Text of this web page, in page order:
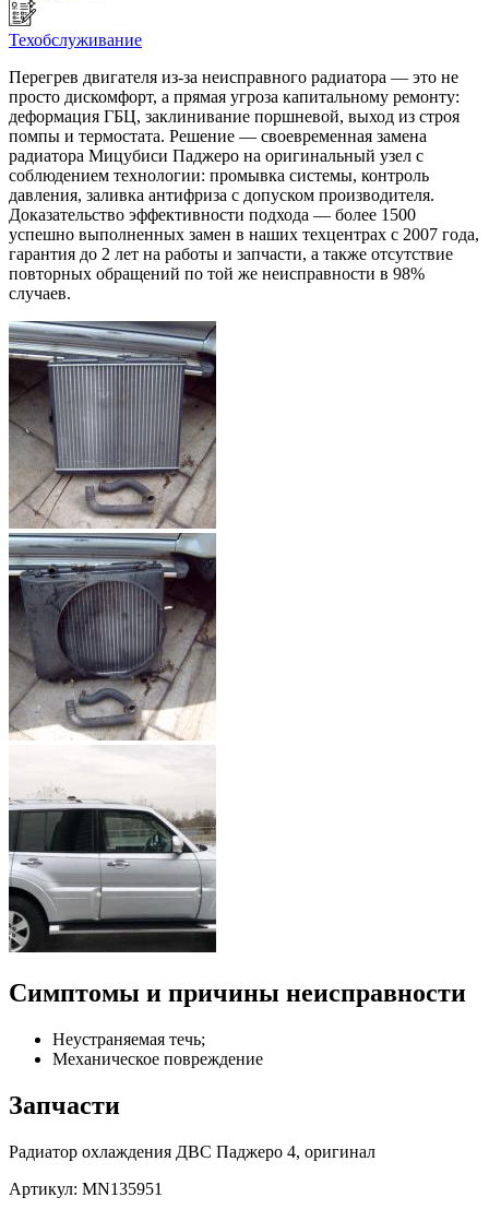
Техобслуживание
Перегрев двигателя из-за неисправного радиатора — это не
просто дискомфорт, а прямая угроза капитальному ремонту:
деформация ГБЦ, заклинивание поршневой, выход из строя
помпы и термостата. Решение — своевременная замена
радиатора Мицубиси Паджеро на оригинальный узел с
соблюдением технологии: промывка системы, контроль
давления, заливка антифриза с допуском производителя.
Доказательство эффективности подхода — более 1500
успешно выполненных замен в наших техцентрах с 2007 года,
гарантия до 2 лет на работы и запчасти, а также отсутствие
повторных обращений по той же неисправности в 98%
случаев.
Симптомы и причины неисправности
Неустраняемая течь;
Механическое повреждение
Запчасти
Радиатор охлаждения ДВС Паджеро 4, оригинал
Артикул: MN135951